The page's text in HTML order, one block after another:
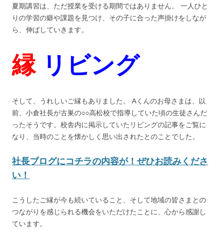
夏期講習は、ただ授業を受ける期間ではありません。 一人ひと
りの学習の癖や課題を見つけ、その子に合った声掛けをしなが
ら、伸ばしていきます。
縁 リビング
そして、うれしいご縁もありました。 Aくんのお母さまは、以
前、小倉社長が古巣の○○高松校で指導していた頃の生徒さんだ
ったそうです。校舎内に掲示していたリビングの記事をご覧に
なり、当時のことを懐かしく思い出されたとのことでした。
社長ブログにコチラの内容が！ ぜひお読みくださ
い！
こうしたご縁が今も続いていること、そして地域の皆さまとの
つながりを感じられる機会をいただけたことに、心から感謝し
ています。